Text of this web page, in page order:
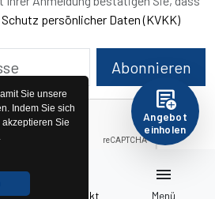
Sie unsere
Indem Sie sich
Sie
add_notes
Angebot
einholen
persönlicher Daten (KVKK)
Abonnieren
Kontakt
menu
Menü